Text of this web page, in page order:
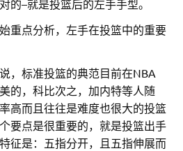
的–就是投篮后的左手手型。
重点分析，左手在投篮中的重要
，标准投篮的典范目前在NBA
的，科比次之，加内特等人随
高而且往往是难度也很大的投篮
要点是很重要的，就是投篮出手
征是：五指分开，且五指伸展而